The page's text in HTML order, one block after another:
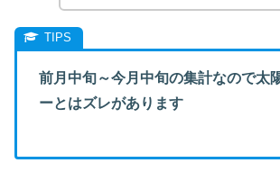
前月中旬～今月中旬の集計なので太
ーとはズレがあります